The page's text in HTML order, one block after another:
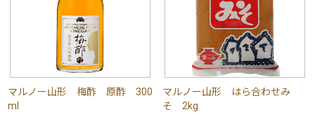
マルノー山形 梅酢 原酢 300
ml
マルノー山形 はら合わせみ
そ 2kg